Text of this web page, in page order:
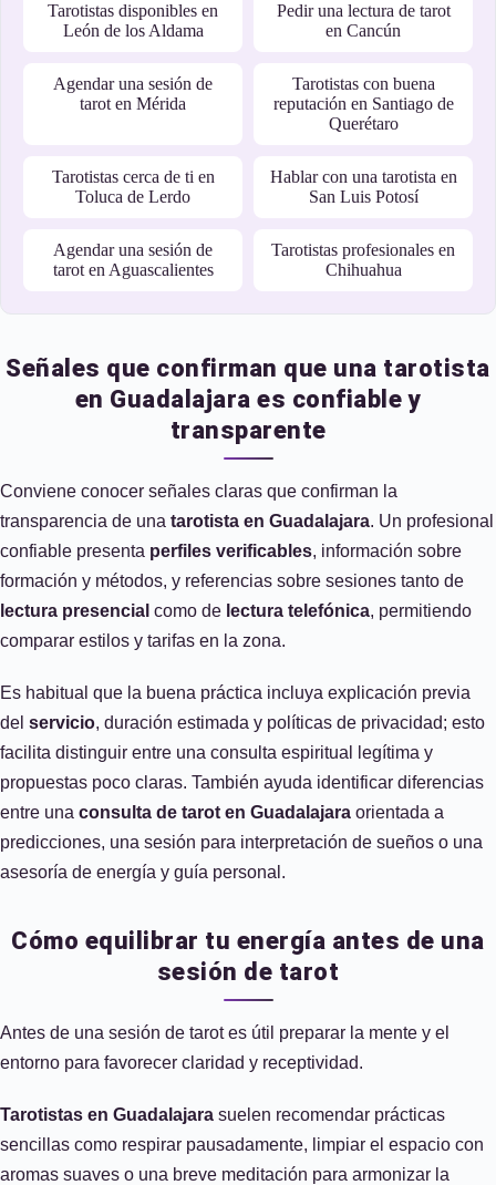
Tarotistas disponibles en
León de los Aldama
Pedir una lectura de tarot
en Cancún
Agendar una sesión de
tarot en Mérida
Tarotistas con buena
reputación en Santiago de
Querétaro
Tarotistas cerca de ti en
Toluca de Lerdo
Hablar con una tarotista en
San Luis Potosí
Agendar una sesión de
tarot en Aguascalientes
Tarotistas profesionales en
Chihuahua
Señales que confirman que una tarotista
en Guadalajara es confiable y
transparente
Conviene conocer señales claras que confirman la
transparencia de una tarotista en Guadalajara. Un profesional
confiable presenta perfiles verificables, información sobre
formación y métodos, y referencias sobre sesiones tanto de
lectura presencial como de lectura telefónica, permitiendo
comparar estilos y tarifas en la zona.
Es habitual que la buena práctica incluya explicación previa
del servicio, duración estimada y políticas de privacidad; esto
facilita distinguir entre una consulta espiritual legítima y
propuestas poco claras. También ayuda identificar diferencias
entre una consulta de tarot en Guadalajara orientada a
predicciones, una sesión para interpretación de sueños o una
asesoría de energía y guía personal.
Cómo equilibrar tu energía antes de una
sesión de tarot
Antes de una sesión de tarot es útil preparar la mente y el
entorno para favorecer claridad y receptividad.
Tarotistas en Guadalajara suelen recomendar prácticas
sencillas como respirar pausadamente, limpiar el espacio con
aromas suaves o una breve meditación para armonizar la